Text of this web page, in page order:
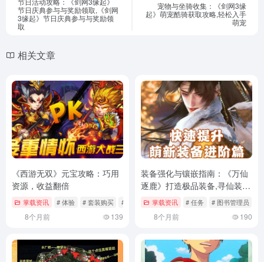
节日庆典参与与奖励领取,《剑网
3缘起》节日庆典参与与奖励领
取
宠物与坐骑收集：《剑网3缘
起》萌宠酷骑获取攻略,轻松入手
萌宠
相关文章
《西游无双》元宝攻略：巧用
资源，收益翻倍
掌载资讯 # 体验 # 套装购买 # 战斗
8个月前 139
装备强化与镶嵌指南：《万仙
逐鹿》打造极品装备,寻仙装备
强化石头对应
掌载资讯 # 任务 # 图书管理员
8个月前 190